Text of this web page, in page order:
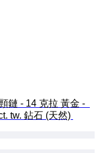
鏈 - 14 克拉 黃金 -
tw. 鉆石 (天然)